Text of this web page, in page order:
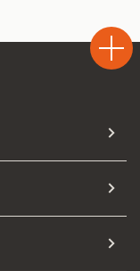
Drive
Chiama